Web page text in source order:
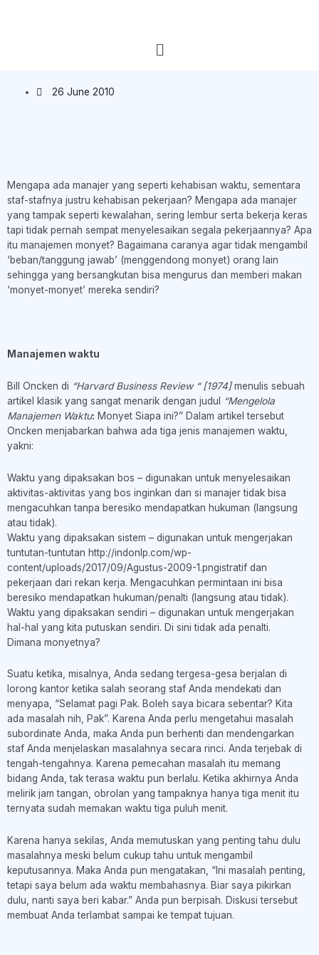
26 June 2010
Mengapa ada manajer yang seperti kehabisan waktu, sementara
staf-stafnya justru kehabisan pekerjaan? Mengapa ada manajer
yang tampak seperti kewalahan, sering lembur serta bekerja keras
tapi tidak pernah sempat menyelesaikan segala pekerjaannya? Apa
itu manajemen monyet? Bagaimana caranya agar tidak mengambil
‘beban/tanggung jawab’ (menggendong monyet) orang lain
sehingga yang bersangkutan bisa mengurus dan memberi makan
‘monyet-monyet’ mereka sendiri?
Manajemen waktu
Bill Oncken di “Harvard Business Review “ [1974]menulis sebuah
artikel klasik yang sangat menarik dengan judul “Mengelola
Manajemen Waktu: Monyet Siapa ini?” Dalam artikel tersebut
Oncken menjabarkan bahwa ada tiga jenis manajemen waktu,
yakni:
Waktu yang dipaksakan bos – digunakan untuk menyelesaikan
aktivitas-aktivitas yang bos inginkan dan si manajer tidak bisa
mengacuhkan tanpa beresiko mendapatkan hukuman (langsung
atau tidak).
Waktu yang dipaksakan sistem – digunakan untuk mengerjakan
tuntutan-tuntutan http://indonlp.com/wp-
content/uploads/2017/09/Agustus-2009-1.pngistratif dan
pekerjaan dari rekan kerja. Mengacuhkan permintaan ini bisa
beresiko mendapatkan hukuman/penalti (langsung atau tidak).
Waktu yang dipaksakan sendiri – digunakan untuk mengerjakan
hal-hal yang kita putuskan sendiri. Di sini tidak ada penalti.
Dimana monyetnya?
Suatu ketika, misalnya, Anda sedang tergesa-gesa berjalan di
lorong kantor ketika salah seorang staf Anda mendekati dan
menyapa, “Selamat pagi Pak. Boleh saya bicara sebentar? Kita
ada masalah nih, Pak”. Karena Anda perlu mengetahui masalah
subordinate Anda, maka Anda pun berhenti dan mendengarkan
staf Anda menjelaskan masalahnya secara rinci. Anda terjebak di
tengah-tengahnya. Karena pemecahan masalah itu memang
bidang Anda, tak terasa waktu pun berlalu. Ketika akhirnya Anda
melirik jam tangan, obrolan yang tampaknya hanya tiga menit itu
ternyata sudah memakan waktu tiga puluh menit.
Karena hanya sekilas, Anda memutuskan yang penting tahu dulu
masalahnya meski belum cukup tahu untuk mengambil
keputusannya. Maka Anda pun mengatakan, “Ini masalah penting,
tetapi saya belum ada waktu membahasnya. Biar saya pikirkan
dulu, nanti saya beri kabar.” Anda pun berpisah. Diskusi tersebut
membuat Anda terlambat sampai ke tempat tujuan.